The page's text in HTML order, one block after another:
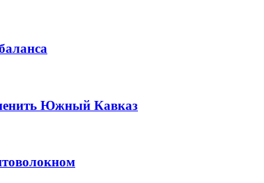
Южный Кавказ